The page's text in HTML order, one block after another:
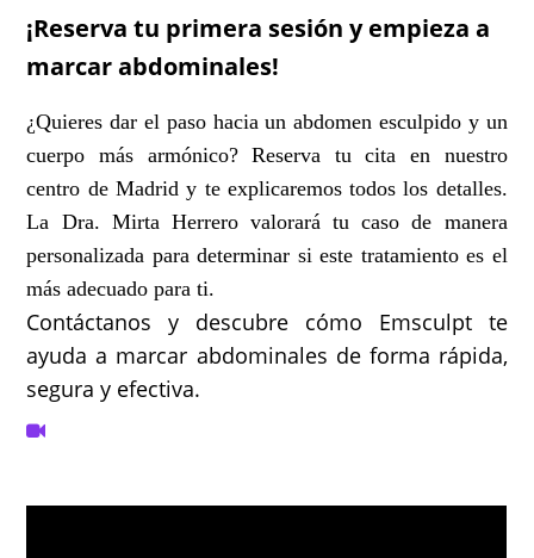
¡Reserva tu primera sesión y empieza a
marcar abdominales!
¿Quieres dar el paso hacia un abdomen esculpido y un
cuerpo más armónico? Reserva tu cita en nuestro
centro de Madrid y te explicaremos todos los detalles.
La Dra. Mirta Herrero valorará tu caso de manera
personalizada para determinar si este tratamiento es el
más adecuado para ti.
Contáctanos y descubre cómo Emsculpt te
ayuda a marcar abdominales de forma rápida,
segura y efectiva.